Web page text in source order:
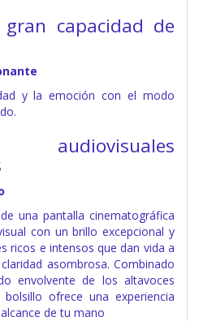
capacidad de
y la emoción con el modo
una pantalla cinematográfica
con un brillo excepcional y
ricos e intensos que dan vida a
asombrosa. Combinado
envolvente de los altavoces
ofrece una experiencia
de tu mano